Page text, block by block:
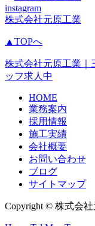
instagram
株式会社元原工業
▲TOPへ
株式会社元原工業｜
ッフ求人中
HOME
業務案内
採用情報
施工実績
会社概要
お問い合わせ
ブログ
サイトマップ
Copyright © 株式会社